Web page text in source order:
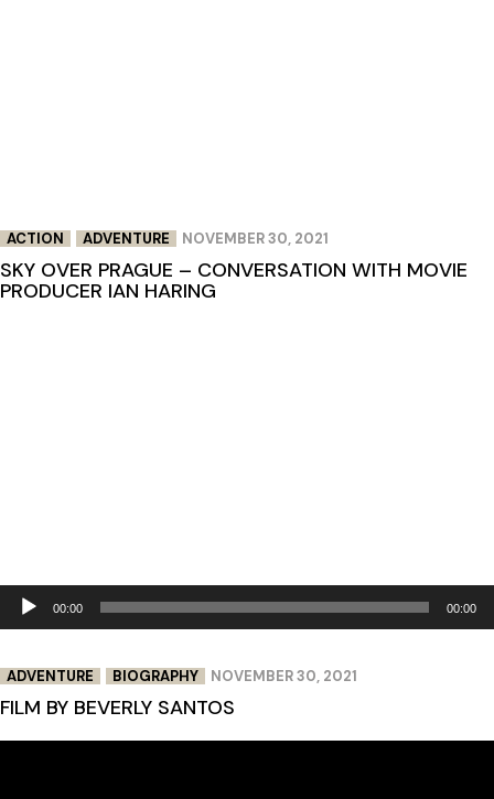
ACTION ADVENTURE NOVEMBER 30, 2021
SKY OVER PRAGUE – CONVERSATION WITH MOVIE
PRODUCER IAN HARING
Audio
Player
00:00 00:00
ADVENTURE BIOGRAPHY NOVEMBER 30, 2021
FILM BY BEVERLY SANTOS